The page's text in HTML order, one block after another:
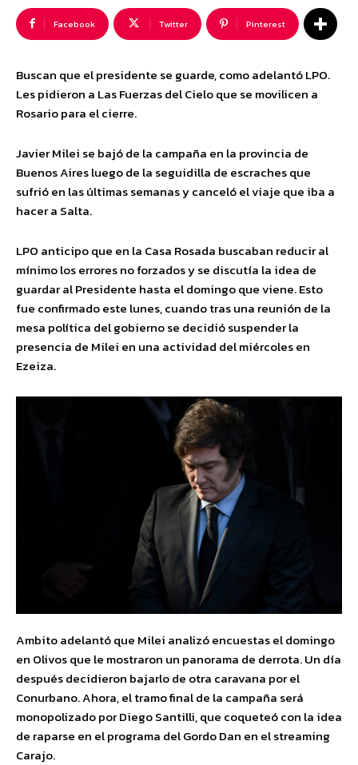
Facebook Twitter Pinterest
Buscan que el presidente se guarde, como adelantó LPO.
Les pidieron a Las Fuerzas del Cielo que se movilicen a
Rosario para el cierre.
Javier Milei se bajó de la campaña en la provincia de
Buenos Aires luego de la seguidilla de escraches que
sufrió en las últimas semanas y canceló el viaje que iba a
hacer a Salta.
LPO anticipo que en la Casa Rosada buscaban reducir al
mínimo los errores no forzados y se discutía la idea de
guardar al Presidente hasta el domingo que viene. Esto
fue confirmado este lunes, cuando tras una reunión de la
mesa política del gobierno se decidió suspender la
presencia de Milei en una actividad del miércoles en
Ezeiza.
Ambito adelantó que Milei analizó encuestas el domingo
en Olivos que le mostraron un panorama de derrota. Un día
después decidieron bajarlo de otra caravana por el
Conurbano. Ahora, el tramo final de la campaña será
monopolizado por Diego Santilli, que coqueteó con la idea
de raparse en el programa del Gordo Dan en el streaming
Carajo.